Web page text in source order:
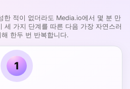
한 적이 없더라도 Media.io에서 몇 분 만
세 가지 단계를 따른 다음 가장 자연스러
한두 번 반복합니다.
1